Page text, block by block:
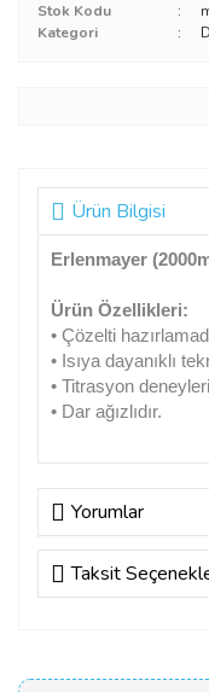
Stok Kodu
Kategori
Ürün Bilgisi
Erlenmayer
Ürün Özellikleri:
• Çözelti
• Isıya dayanıklı
• Titrasyon
• Dar ağızlıdır.
Yorumlar
Bu
Taksit